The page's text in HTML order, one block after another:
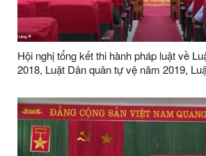
Hội nghị tổng kết thi hành pháp luật về
2018, Luật Dân quân tự vệ năm 2019,